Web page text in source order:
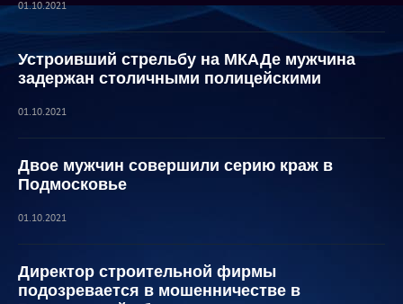
01.10.2021
Устроивший стрельбу на МКАДе мужчина
задержан столичными полицейскими
01.10.2021
Двое мужчин совершили серию краж в
Подмосковье
01.10.2021
Директор строительной фирмы
подозревается в мошенничестве в